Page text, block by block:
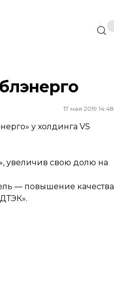
17 мая 2019 14:48
у холдинга VS
увеличив свою долю на
— повышение качества